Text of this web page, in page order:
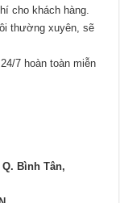
cho khách hàng.
thường xuyên, sẽ
7 hoàn toàn miễn
Bình Tân,